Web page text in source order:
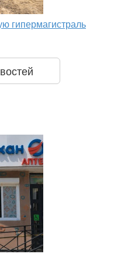
гипермагистраль